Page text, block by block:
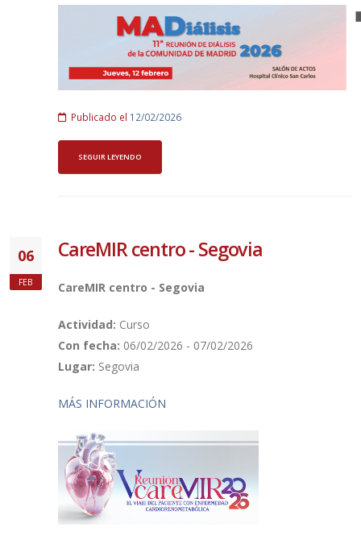
Publicado el 12/02/2026
SEGUIR LEYENDO
06
FEB
CareMIR centro - Segovia
CareMIR centro - Segovia
Actividad: Curso
Con fecha: 06/02/2026 - 07/02/2026
Lugar: Segovia
MÁS INFORMACIÓN